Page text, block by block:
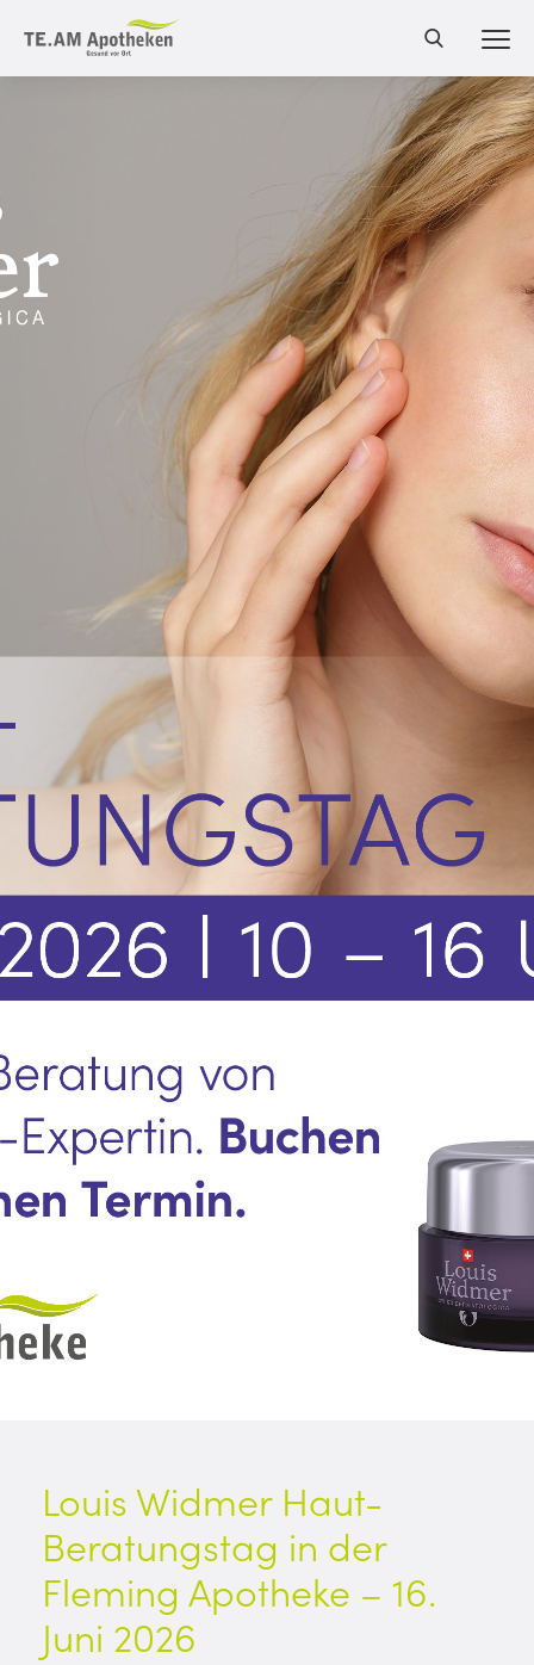
Leistungen
Produkte
Medizinalcannabis
TE.AM Magazin
Karriere
Veranstaltungen
Standorte
Impressum Datenschutz
MENÜ
Louis Widmer Haut-
Beratungstag in der
Fleming Apotheke – 16.
Juni 2026